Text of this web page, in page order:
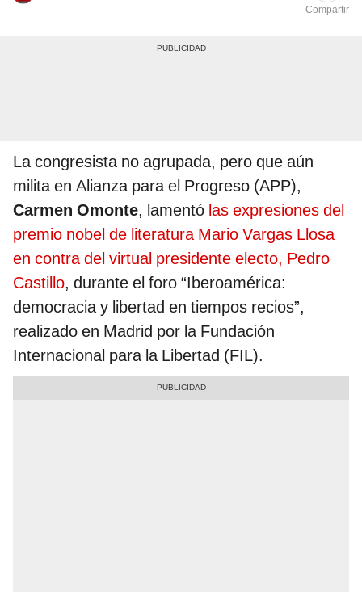
Compartir
La congresista no agrupada, pero que aún
milita en Alianza para el Progreso (APP),
Carmen Omonte, lamentó las expresiones del
premio nobel de literatura Mario Vargas Llosa
en contra del virtual presidente electo, Pedro
Castillo, durante el foro “Iberoamérica:
democracia y libertad en tiempos recios”,
realizado en Madrid por la Fundación
Internacional para la Libertad (FIL).